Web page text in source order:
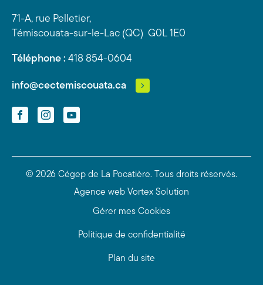
71-A, rue Pelletier,
Témiscouata-sur-le-Lac (QC) G0L 1E0
Téléphone : 418 854-0604
info@cectemiscouata.ca
FacebookInstagramYouTube
© 2026 Cégep de La Pocatière.
Tous droits réservés.
Agence web Vortex Solution
Gérer mes Cookies
Politique de confidentialité
Plan du site